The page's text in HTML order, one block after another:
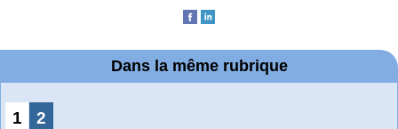
Dans la même rubrique
1 2